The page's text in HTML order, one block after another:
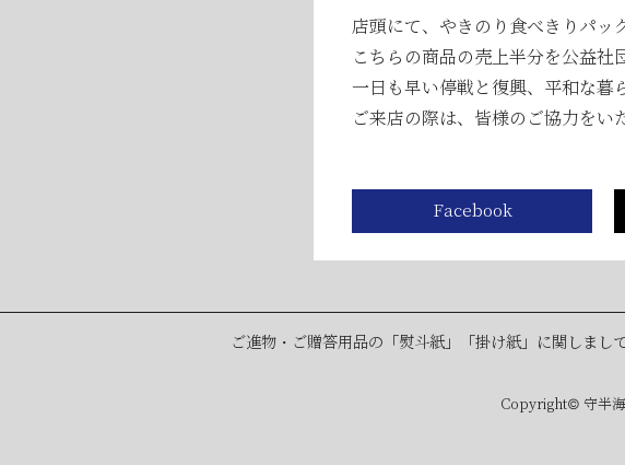
2026年05月23日
【2026年6月ワ
2026年04月25日
【2026年5月ワ
ご進物・ご贈答用品の「熨斗紙」「掛け紙」に関しまし
Copyright© 守半
店頭にて、やきのり食べきりパッ
こちらの商品の売上半分を公益社
一日も早い停戦と復興、平和な暮
ご来店の際は、皆様のご協力をい